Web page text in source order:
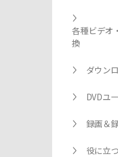
各種ビデオ
換
ダウン
DVDユ
録画＆
役に立